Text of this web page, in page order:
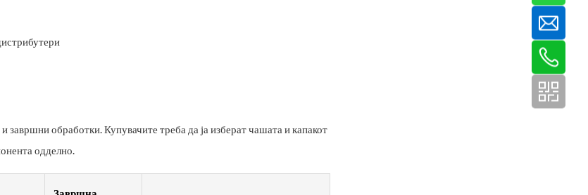
обработки. Купувачите треба да ја изберат чашата и капакот
одделно.